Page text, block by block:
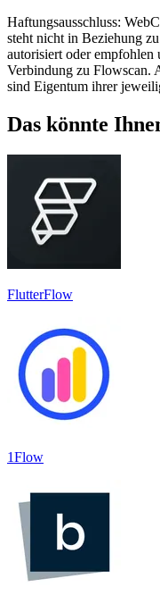
Haftungsausschluss:
steht nicht in Beziehung
autorisiert oder
Verbindung zu Flowscan.
sind Eigentum ihrer
Das könnte
FlutterFlow
1Flow